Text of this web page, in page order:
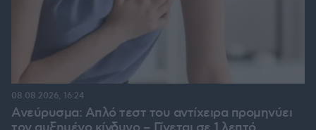
Ανεύρυσμα: Απλό τεστ του αντίχειρα προμηνύει
08.08.2026, 16:24